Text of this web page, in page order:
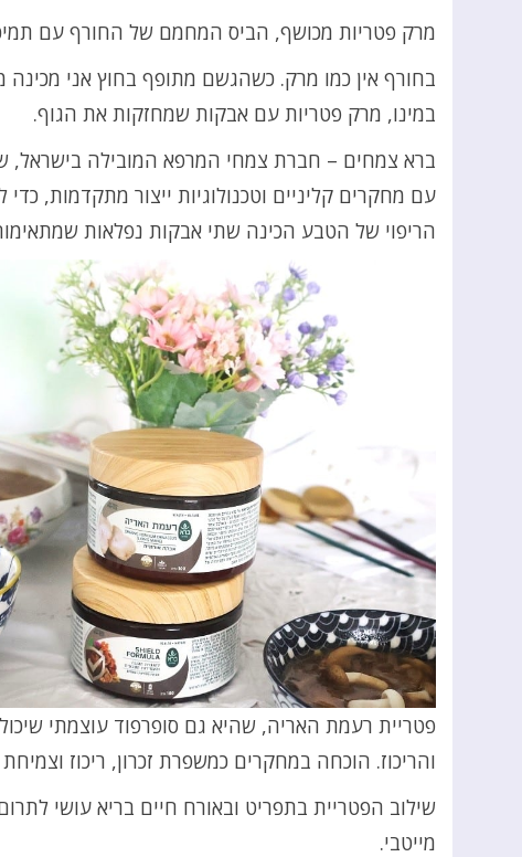
מרק פטריות מכושף, הביס המחמם של החורף עם
בחורף אין כמו מרק. כשהגשם מתופף בחוץ אני
במינו, מרק פטריות עם אבקות שמחזקות את הגוף.
ברא צמחים – חברת צמחי המרפא המובילה
עם מחקרים קליניים וטכנולוגיות ייצור מתקדמות, כדי
הריפוי של הטבע הכינה שתי אבקות נפלאות
פטריית רעמת האריה, שהיא גם סופרפוד עוצמתי
והריכוז. הוכחה במחקרים כמשפרת זכרון, ריכוז
שילוב הפטריית בתפריט ובאורח חיים בריא עושי
מייטבי.